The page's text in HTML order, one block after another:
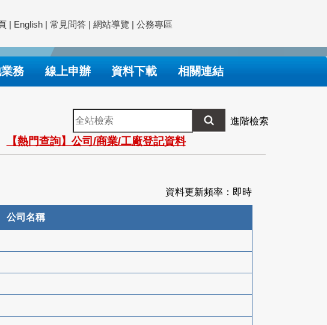
| English | 常見問答 | 網站導覽 | 公務專區
務 線上申辦 資料下載 相關連結
全
站
檢
索
進階檢索
【熱門查詢】公司/商業/工廠登記資料
資料更新頻率：即時
公司名稱